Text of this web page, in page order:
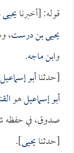
قوله: [أخبرنا
يحيى بن درست،
وابن ماجه.
[حدثناأبو إسماعيل
أبو إسماعيلهو
صدوق، في حفظه
[حدثنايحيى].